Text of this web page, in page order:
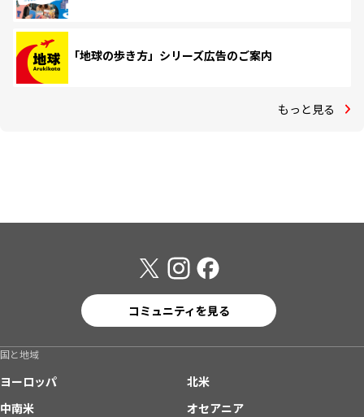
「地球の歩き方」シリーズ広告のご案内
もっと見る
コミュニティを見る
国と地域
ヨーロッパ
北米
中南米
オセアニア